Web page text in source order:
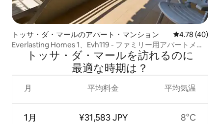
トッサ・ダ・マールのアパート・マンション レビュー40
4.78 (40)
Everlasting Homes 1、Evh119 - ファミリー用アパートメン
トッサ・ダ・マールを訪⁠れ⁠るの⁠に
最⁠適⁠な時⁠期⁠は⁠？
月
1月
平均料金
¥31,583 JPY
平均気温
8°C